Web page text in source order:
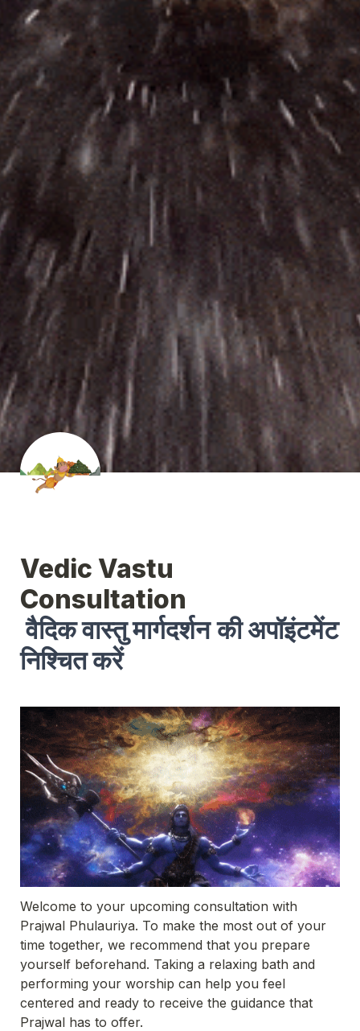
Vedic Vastu
वैदिक वास्तु मार्गदर्शन की अपॉइंटमेंट
निश्चित करें
Welcome to your upcoming consultation with
Prajwal Phulauriya. To make the most out of your
time together, we recommend that you prepare
yourself beforehand. Taking a relaxing bath and
performing your worship can help you feel
centered and ready to receive the guidance that
Prajwal has to offer.